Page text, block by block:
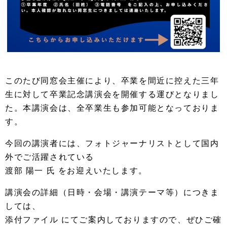
このたび同窓会主催により、 卒業を間近に控えた三年
生に対して卒業記念講演会を開催する運びとなりまし
た。本講演会は、 全卒業生も参加可能となっておりま
す。
今回の講演者には、 フォトジャーナリストとして国内
外でご活躍されている
渡部 陽一 氏 をお迎えいたします。
講演会の詳細（日時・会場・講演テーマ等）につきま
しては、
添付ファイル にてご案内しておりますので、ぜひご確